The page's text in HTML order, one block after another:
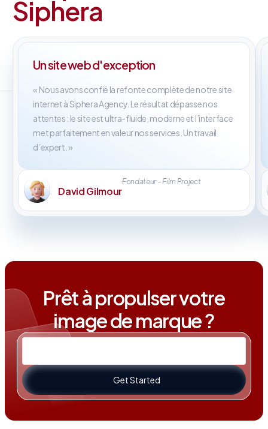
Siphera
Un site web d'exception
« Nous avons confié la refonte complète de notre site
internet à Siphera Agency. Le résultat dépasse nos
attentes : le site est ultra-fluide, moderne et l’interface
met parfaitement en valeur nos services. Un travail
d’expert. »
David Gilmour
Fondateur – Film Project
Prêt à propulser votre
image de marque ?
Get Started